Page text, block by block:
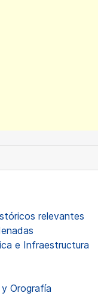
relevantes
e Infraestructura
Orografía